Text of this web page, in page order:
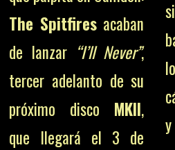
The Spitfires acaban
de lanzar “I’ll Never”,
tercer adelanto de su
próximo disco MKII,
que llegará el 3 de